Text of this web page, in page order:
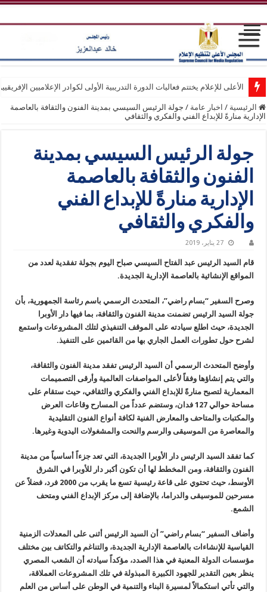
الأعلى للإعلام يختتم فعاليات الدورة التدريبية الأولى لكوادر الإعلاميين
الرئيسية / اخبار عامة / جولة الرئيس السيسي بمدينة الفنون والثقافة بالعاصمة
الإدارية منارةً للإبداع الفني والفكري والثقافي
جولة الرئيس السيسي بمدينة
الفنون والثقافة بالعاصمة
الإدارية منارةً للإبداع الفني
والفكري والثقافي
27 يناير، 2019
قام السيد الرئيس عبد الفتاح السيسي صباح اليوم بجولة تفقدية لعدد من
المواقع الإنشائية بالعاصمة الإدارية الجديدة.
وصرح السفير “بسام راضي”، المتحدث الرسمي باسم رئاسة الجمهورية، بأن
جولة السيد الرئيس تضمنت مدينة الفنون والثقافة، بما فيها دار الأوبرا
الجديدة، حيث اطلع سيادته على الموقف التنفيذي لتلك المشروعات واستمع
لشرح حول تطورات العمل الجاري بها من القائمين على التنفيذ.
وأوضح المتحدث الرسمي أن السيد الرئيس تفقد مدينة الفنون والثقافة،
والتي يتم إنشاؤها وفقاً لأعلى المواصفات العالمية وأرقى التصميمات
المعمارية لتصبح منارةً للإبداع الفني والفكري والثقافي، حيث ستقام على
مساحة حوالي 127 فدان، وستضم عدداً من المسارح وقاعات العرض
والمكتبات والمتاحف والمعارض الفنية لكافة أنواع الفنون التقليدية
والمعاصرة من الموسيقى والرسم والنحت والمشغولات اليدوية وغيرها.
كما تفقد السيد الرئيس دار الأوبرا الجديدة، التي تعد جزءاً أساسياً من مدينة
الفنون والثقافة، ومن المخطط لها أن تكون أكبر دار للأوبرا في الشرق
الأوسط، حيث تحتوي على قاعة رئيسية تسع ما يقرب من 2000 فرد، فضلاً عن
مسرحين للموسيقى والدراما، بالإضافة إلى مركز الإبداع الفني ومتحف
الشمع.
وأضاف السفير “بسام راضي” أن السيد الرئيس أثنى على المعدلات الزمنية
القياسية للإنشاءات بالعاصمة الإدارية الجديدة، والتناغم والتكاتف بين مختلف
مؤسسات الدولة المعنية في هذا الصدد، مؤكداً سيادته أن الشعب المصري
ينظر بعين التقدير للجهود الكبيرة المبذولة في تلك المشروعات العملاقة،
والتي تأتي استكمالاً لمسيرة البناء والتنمية في الوطن على أساس من العلم